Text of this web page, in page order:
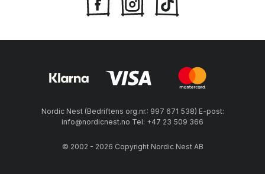
Nordic Nest (Bedriftens org.nr.: 997 671 538) E-post:
info@nordicnest.no Tel: +47 23 509 366
© 2002 - 2026 Copyright Nordic Nest AB